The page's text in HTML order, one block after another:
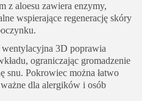
z aloesu zawiera enzymy,
wspierające regenerację skóry
3D poprawia
ograniczając gromadzenie
snu. Pokrowiec można łatwo
dla alergików i osób